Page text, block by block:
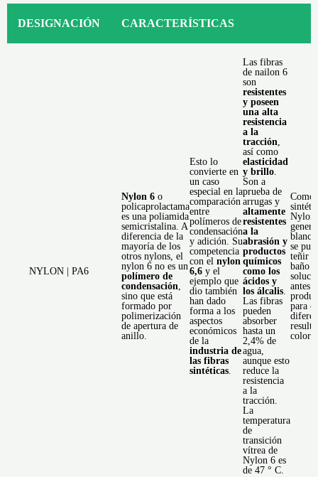
DESIGNACIÓN CARACTERÍSTICAS
NYLON | PA6
Nylon 6 o
policaprolactama
es una poliamida
semicristalina. A
diferencia de la
mayoría de los
otros nylons, el
nylon 6 no es un
polímero de
condensación,
sino que está
formado por
polimerización
de apertura de
anillo.
Esto lo
convierte en
un caso
especial en la
comparación
entre
polímeros de
condensación
y adición. Su
competencia
con el nylon
6,6 y el
ejemplo que
dio también
han dado
forma a los
aspectos
económicos
de la
industria de
las fibras
sintéticas.
Las fibras
de nailon 6
son
resistentes
y poseen
una alta
resistencia
a la
tracción,
así como
elasticidad
y brillo.
Son a
prueba de
arrugas y
altamente
resistentes
a la
abrasión y
productos
químicos
como los
ácidos y
los álcalis.
Las fibras
pueden
absorber
hasta un
2,4% de
agua,
aunque esto
reduce la
resistencia
a la
tracción.
La
temperatura
de
transición
vítrea de
Nylon 6 es
de 47 ° C.
Como
Nylon
se
teñir
baño
antes
para
color.